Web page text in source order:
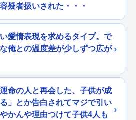
疑者扱いされた・・・
愛情表現を求めるタイプ。で
俺との温度差が少しずつ広が
命の人と再会した、子供が成
」とか告白されてマジで引い
かんや理由つけて子供4人も